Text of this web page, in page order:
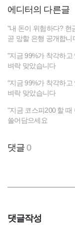
에디터의 다른글
"내 돈이 위험하다? 현
곧 망할 은행 공개합니
"지금 99%가 착각하
벼락 맞았습니다
"지금 99%가 착각하
벼락 맞았습니다
"지금 코스피200 할 때
쓸어담으세요
댓글0
댓글작성